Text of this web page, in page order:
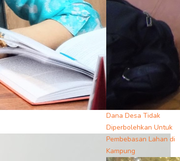
Dana Desa Tidak
Diperbolehkan Untuk
Pembebasan Lahan di
Kampung